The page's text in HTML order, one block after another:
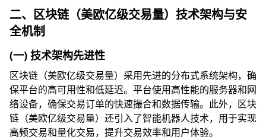
二、区块链（美欧亿级交易量）技术架构与安
全机制
(一) 技术架构先进性
区块链（美欧亿级交易量）采用先进的分布式系统架构，确
保平台的高可用性和低延迟。平台使用高性能的服务器和网
络设备，确保交易订单的快速撮合和数据传输。此外，区块
链（美欧亿级交易量）还引入了智能机器人技术，用于实现
高频交易和量化交易，提升交易效率和用户体验。